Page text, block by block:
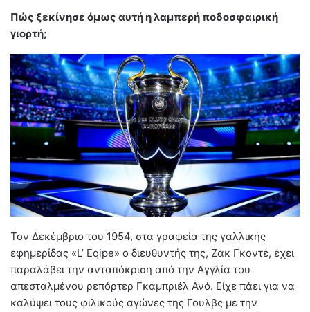
Πώς ξεκίνησε όμως αυτή η λαμπερή ποδοσφαιρική
γιορτή;
Τον Δεκέμβριο του 1954, στα γραφεία της γαλλικής
εφημερίδας «L’ Eqipe» ο διευθυντής της, Ζακ Γκοντέ, έχει
παραλάβει την ανταπόκριση από την Αγγλία του
απεσταλμένου ρεπόρτερ Γκαμπριέλ Ανό. Είχε πάει για να
καλύψει τους φιλικούς αγώνες της Γουλβς με την